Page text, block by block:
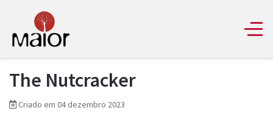
The Nutcracker
Criado em 04 dezembro 2023